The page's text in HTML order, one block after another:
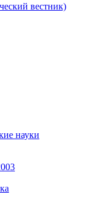
вестник)
науки